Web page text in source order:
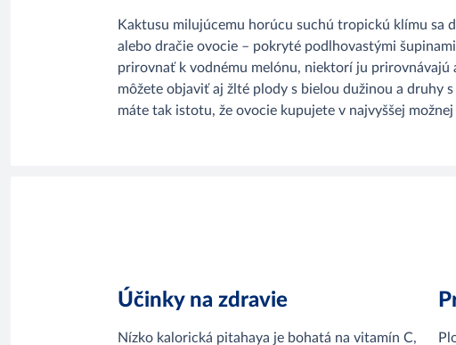
Kaktusu milujúcemu horúcu suchú tropickú klímu sa
alebo dračie ovocie – pokryté podlhovastými
prirovnať k vodnému melónu, niektorí ju prirovnávajú
môžete objaviť aj žlté plody s bielou dužinou a druhy
máte tak istotu, že ovocie kupujete v najvyššej
Účinky na zdravie
Nízko kalorická pitahaya je bohatá na vitamín C,